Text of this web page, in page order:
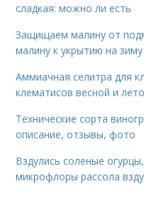
сладкая: можно ли есть
Защищаем малину от
малину к укрытию на зиму
Аммиачная селитра для
клематисов весной и
Технические сорта
описание, отзывы, фото
Вздулись соленые
микрофлоры рассола